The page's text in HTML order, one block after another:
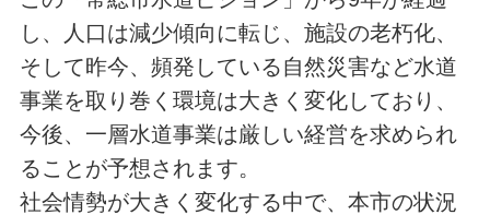
し、人口は減少傾向に転じ、施設の老朽化、
そして昨今、頻発している自然災害など水道
事業を取り巻く環境は大きく変化しており、
今後、一層水道事業は厳しい経営を求められ
ることが予想されます。
社会情勢が大きく変化する中で、本市の状況